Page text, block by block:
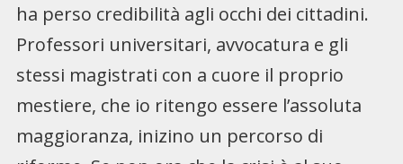
ha perso credibilità agli occhi dei cittadini.
Professori universitari, avvocatura e gli
stessi magistrati con a cuore il proprio
mestiere, che io ritengo essere l’assoluta
maggioranza, inizino un percorso di